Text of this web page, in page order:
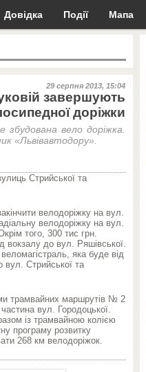
Довідка Події Мапа
29 серпня 2013, 15:04
завершують
доріжки
вело доріжка.
«Львівавтодору».
Стрийської та
велодоріжку на вул.
велодоріжку на вул.
того, 300 тис грн.
вокзалу до вул. Ряшівської.
яка буде від
вул. Стрийської та
трамвайних маршрутів № 2
вул. Городоцької.
із трамвайною колією
програму розвитку
268 км велодоріжок.